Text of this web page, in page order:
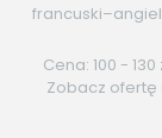
Cena: 100 - 130
Zobacz ofertę